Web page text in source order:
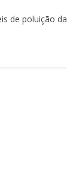
de poluição da